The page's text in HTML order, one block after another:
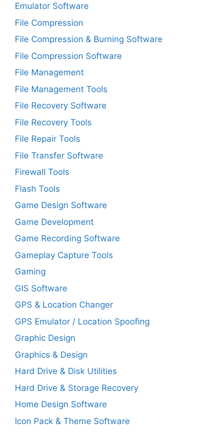
Emulator Software
File Compression
File Compression & Burning Software
File Compression Software
File Management
File Management Tools
File Recovery Software
File Recovery Tools
File Repair Tools
File Transfer Software
Firewall Tools
Flash Tools
Game Design Software
Game Development
Game Recording Software
Gameplay Capture Tools
Gaming
GIS Software
GPS & Location Changer
GPS Emulator / Location Spoofing
Graphic Design
Graphics & Design
Hard Drive & Disk Utilities
Hard Drive & Storage Recovery
Home Design Software
Icon Pack & Theme Software